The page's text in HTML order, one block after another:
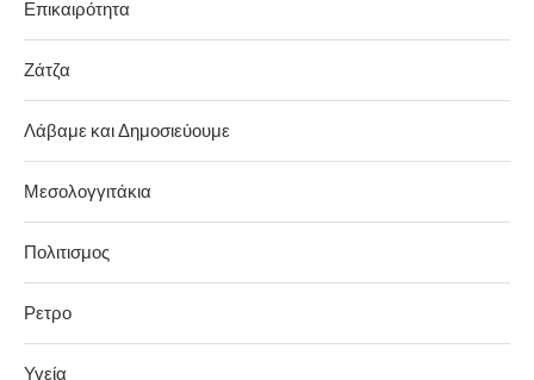
Επικαιρότητα
Ζάτζα
Λάβαμε και Δημοσιεύουμε
Μεσολογγιτάκια
Πολιτισμος
Ρετρο
Υγεία